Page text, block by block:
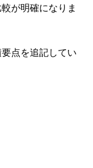
が明確になりま
点を追記してい